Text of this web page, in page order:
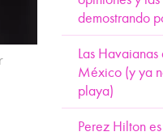
demostrando
Las
México (y ya
playa)
Perez Hilton